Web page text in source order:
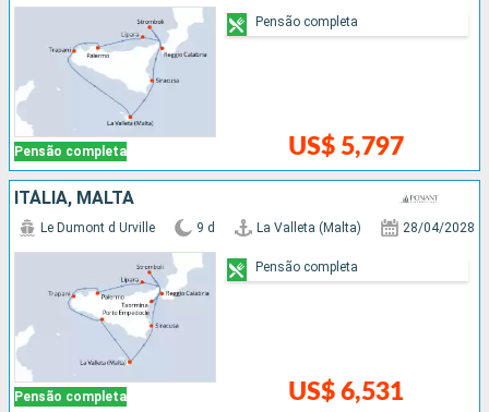
Pensão completa US$ 5,797
Pensão completa
ITÁLIA, MALTA
Pensão completa
Le Dumont d Urville 9 d La Valleta (Malta) 28/04/2028
US$ 6,531
Pensão completa